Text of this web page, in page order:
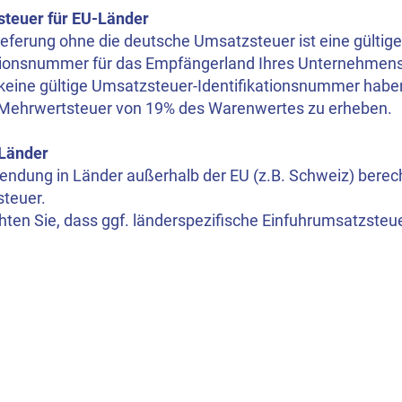
für EU-Länder
ohne die deutsche Umsatzsteuer ist eine
für das Empfängerland Ihres
gültige Umsatzsteuer-Identifikationsnummer
von 19% des Warenwertes zu erheben.
in Länder außerhalb der EU (z.B. Schweiz)
Sie, dass ggf. länderspezifische